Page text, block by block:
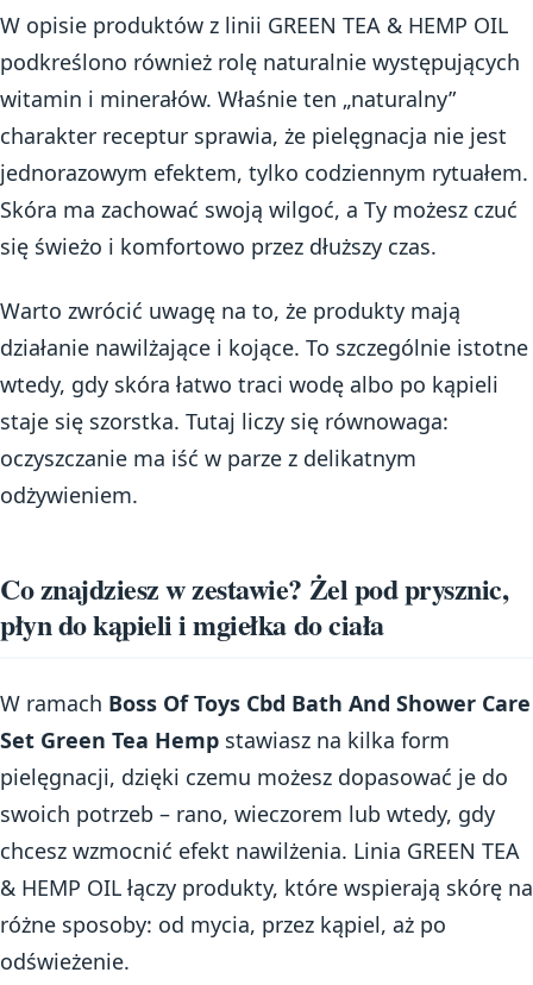
W opisie produktów z linii GREEN TEA & HEMP OIL
podkreślono również rolę naturalnie występujących
witamin i minerałów. Właśnie ten „naturalny”
charakter receptur sprawia, że pielęgnacja nie jest
jednorazowym efektem, tylko codziennym rytuałem.
Skóra ma zachować swoją wilgoć, a Ty możesz czuć
się świeżo i komfortowo przez dłuższy czas.
Warto zwrócić uwagę na to, że produkty mają
działanie nawilżające i kojące. To szczególnie istotne
wtedy, gdy skóra łatwo traci wodę albo po kąpieli
staje się szorstka. Tutaj liczy się równowaga:
oczyszczanie ma iść w parze z delikatnym
odżywieniem.
Co znajdziesz w zestawie? Żel pod prysznic,
płyn do kąpieli i mgiełka do ciała
W ramach Boss Of Toys Cbd Bath And Shower Care
Set Green Tea Hemp stawiasz na kilka form
pielęgnacji, dzięki czemu możesz dopasować je do
swoich potrzeb – rano, wieczorem lub wtedy, gdy
chcesz wzmocnić efekt nawilżenia. Linia GREEN TEA
& HEMP OIL łączy produkty, które wspierają skórę na
różne sposoby: od mycia, przez kąpiel, aż po
odświeżenie.